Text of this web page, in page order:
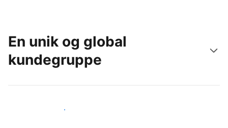
En unik og global
kundegruppe
Nå ut til nye gjester i dag